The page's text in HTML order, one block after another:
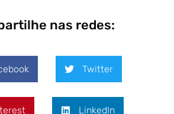
nas redes:
Twitter
LinkedIn